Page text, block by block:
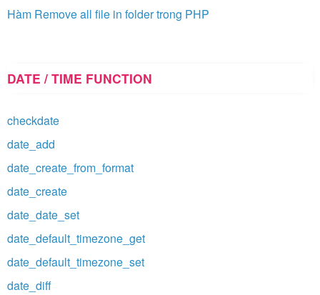
Hàm Remove all file in folder trong PHP
DATE / TIME FUNCTION
checkdate
date_add
date_create_from_format
date_create
date_date_set
date_default_timezone_get
date_default_timezone_set
date_diff